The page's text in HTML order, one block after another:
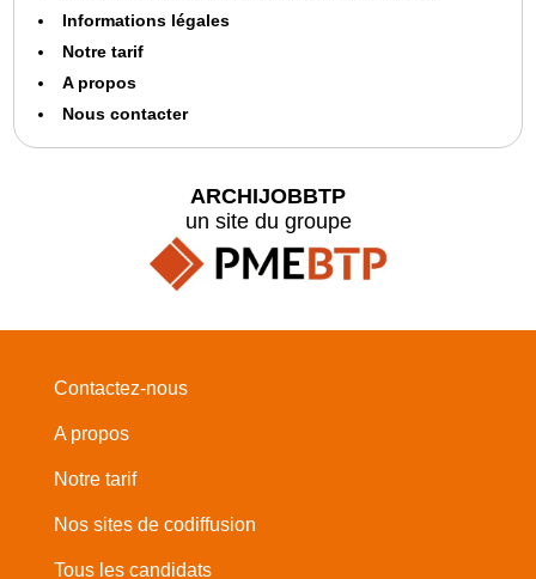
Informations légales
Notre tarif
A propos
Nous contacter
ARCHIJOBBTP
un site du groupe
Contactez-nous
A propos
Notre tarif
Nos sites de codiffusion
Tous les candidats